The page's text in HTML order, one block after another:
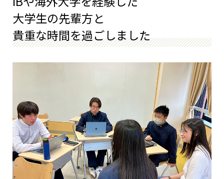
大学生の先輩方と
貴重な時間を過ごしました